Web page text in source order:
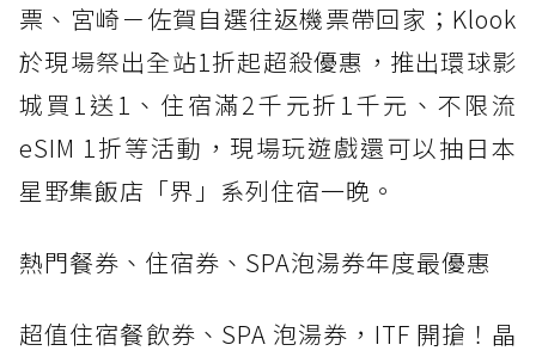
票、宮崎－佐賀自選往返機票帶回家；Klook
於現場祭出全站1折起超殺優惠，推出環球影
城買1送1、住宿滿2千元折1千元、不限流
eSIM 1折等活動，現場玩遊戲還可以抽日本
星野集飯店「界」系列住宿一晚。
熱門餐券、住宿券、SPA泡湯券年度最優惠
超值住宿餐飲券、SPA 泡湯券，ITF 開搶！晶